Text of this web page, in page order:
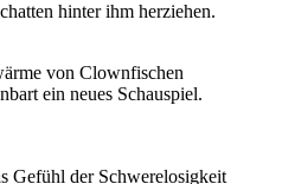
hinter ihm herziehen.
von Clownfischen
ein neues Schauspiel.
Gefühl der Schwerelosigkeit